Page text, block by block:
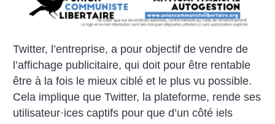
Twitter, l’entreprise, a pour objectif de vendre de
l’affichage publicitaire, qui doit pour être rentable
être à la fois le mieux ciblé et le plus vu possible.
Cela implique que Twitter, la plateforme, rende ses
utilisateur·ices captifs pour que d’un côté iels